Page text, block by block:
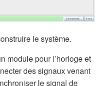
le système.
module pour l’horloge et
des signaux venant
le signal de